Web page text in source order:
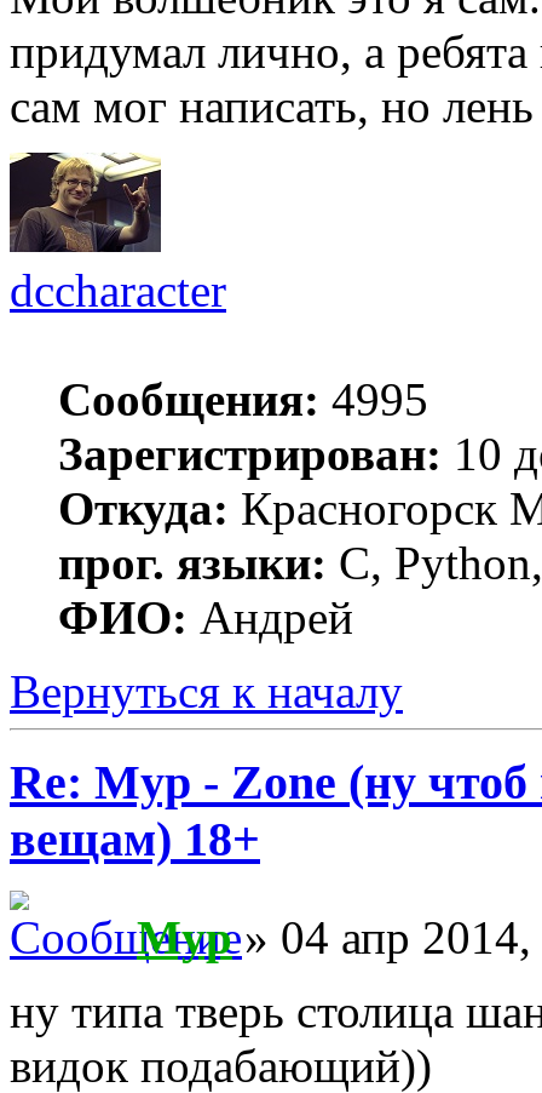
придумал лично, а
сам мог написать, но
dccharacter
Сообщения: 4995
Зарегистрирован: 10
Откуда: Красногорск
прог. языки: C,
ФИО: Андрей
Вернуться к началу
Re: Myp - Zone (ну
вещам) 18+
Myp» 04 апр 2014,
ну типа тверь столица
видок подабающий))